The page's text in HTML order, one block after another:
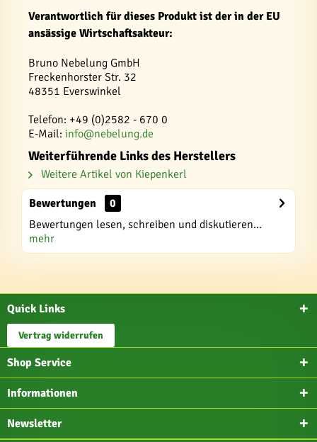
Verantwortlich für dieses Produkt ist der in der EU
ansässige Wirtschaftsakteur:
Bruno Nebelung GmbH
Freckenhorster Str. 32
48351 Everswinkel
Telefon: +49 (0)2582 - 670 0
E-Mail: info@nebelung.de
Weiterführende Links des Herstellers
Weitere Artikel von Kiepenkerl
Bewertungen
0
Bewertungen lesen, schreiben und diskutieren...
mehr
Quick Links
Vertrag widerrufen
Shop Service
Informationen
Newsletter